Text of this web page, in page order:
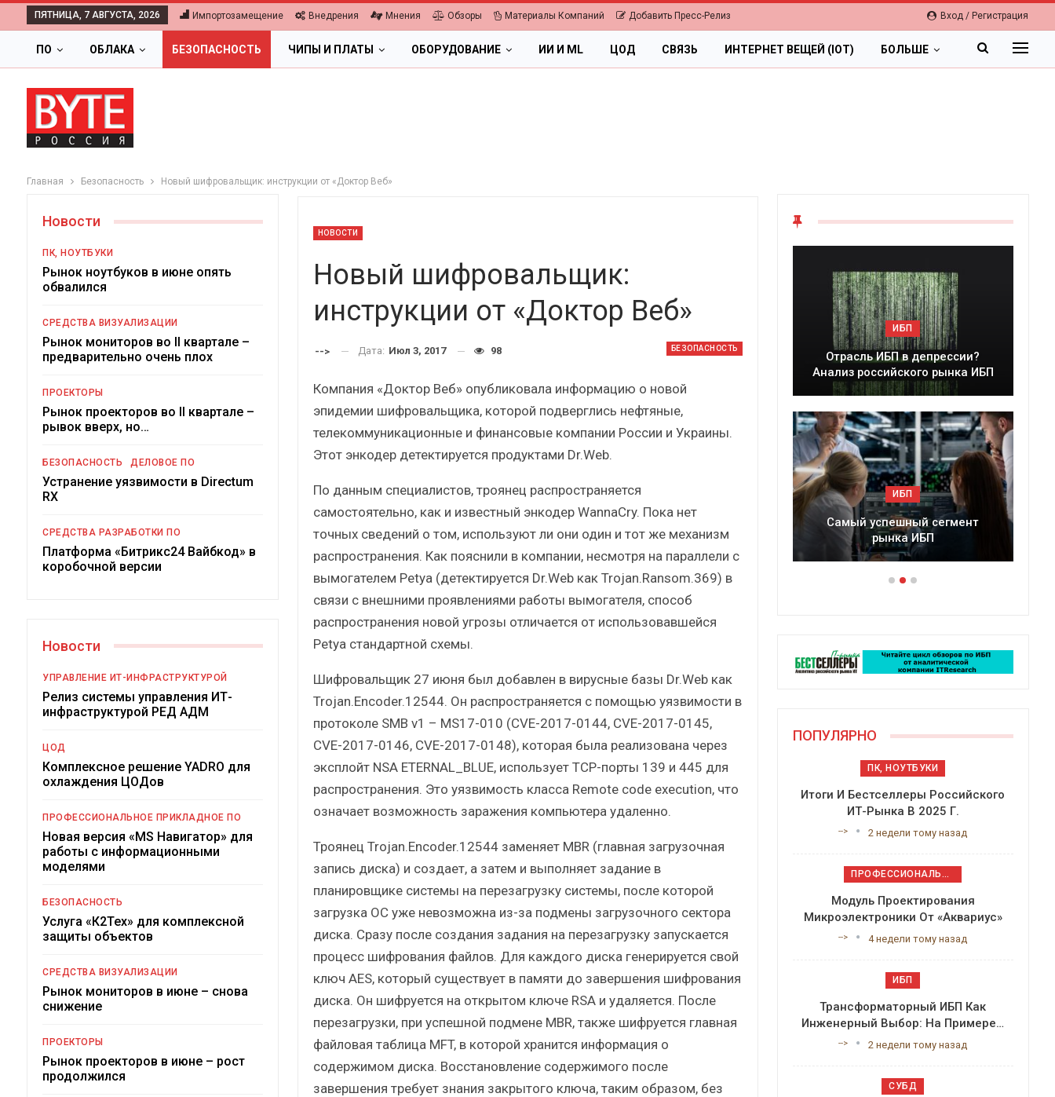
Вход / Регистрация
ПЯТНИЦА, 7 АВГУСТА, 2026 Импортозамещение Внедрения Мнения Обзоры Материалы Компаний Добавить Пресс-Релиз
ПО ОБЛАКА БЕЗОПАСНОСТЬ ЧИПЫ И ПЛАТЫ ОБОРУДОВАНИЕ ИИ И ML ЦОД СВЯЗЬ ИНТЕРНЕТ ВЕЩЕЙ (IOT) БОЛЬШЕ
Главная Безопасность Новый шифровальщик: инструкции от «Доктор Веб»
НОВОСТИ
Новый шифровальщик:
инструкции от «Доктор Веб»
БЕЗОПАСНОСТЬ
--> Дата: Июл 3, 2017 98
Компания «Доктор Веб» опубликовала информацию о новой
эпидемии шифровальщика, которой подверглись нефтяные,
телекоммуникационные и финансовые компании России и Украины.
Этот энкодер детектируется продуктами Dr.Web.
По данным специалистов, троянец распространяется
самостоятельно, как и известный энкодер WannaCry. Пока нет
точных сведений о том, используют ли они один и тот же механизм
распространения. Как пояснили в компании, несмотря на параллели с
вымогателем Petya (детектируется Dr.Web как Trojan.Ransom.369) в
связи с внешними проявлениями работы вымогателя, способ
распространения новой угрозы отличается от использовавшейся
Petya стандартной схемы.
Шифровальщик 27 июня был добавлен в вирусные базы Dr.Web как
Trojan.Encoder.12544. Он распространяется с помощью уязвимости в
протоколе SMB v1 – MS17-010 (CVE-2017-0144, CVE-2017-0145,
CVE-2017-0146, CVE-2017-0148), которая была реализована через
эксплойт NSA ETERNAL_BLUE, использует TCP-порты 139 и 445 для
распространения. Это уязвимость класса Remote code execution, что
означает возможность заражения компьютера удалeнно.
Троянец Trojan.Encoder.12544 заменяет MBR (главная загрузочная
запись диска) и создает, а затем и выполняет задание в
планировщике системы на перезагрузку системы, после которой
загрузка ОС уже невозможна из-за подмены загрузочного сектора
диска. Сразу после создания задания на перезагрузку запускается
процесс шифрования файлов. Для каждого диска генерируется свой
ключ AES, который существует в памяти до завершения шифрования
диска. Он шифруется на открытом ключе RSA и удаляется. После
перезагрузки, при успешной подмене MBR, также шифруется главная
файловая таблица MFT, в которой хранится информация о
содержимом диска. Восстановление содержимого после
завершения требует знания закрытого ключа, таким образом, без
Новости
ПК, НОУТБУКИ
Рынок ноутбуков в июне опять
обвалился
СРЕДСТВА ВИЗУАЛИЗАЦИИ
Рынок мониторов во II квартале –
предварительно очень плох
ПРОЕКТОРЫ
Рынок проекторов во II квартале –
рывок вверх, но…
БЕЗОПАСНОСТЬ ДЕЛОВОЕ ПО
Устранение уязвимости в Directum
RX
СРЕДСТВА РАЗРАБОТКИ ПО
Платформа «Битрикс24 Вайбкод» в
коробочной версии
Новости
УПРАВЛЕНИЕ ИТ-ИНФРАСТРУКТУРОЙ
Релиз системы управления ИТ-
инфраструктурой РЕД АДМ
ЦОД
Комплексное решение YADRO для
охлаждения ЦОДов
ПРОФЕССИОНАЛЬНОЕ ПРИКЛАДНОЕ ПО
Новая версия «MS Навигатор» для
работы с информационными
моделями
БЕЗОПАСНОСТЬ
Услуга «К2Тех» для комплексной
защиты объектов
СРЕДСТВА ВИЗУАЛИЗАЦИИ
Рынок мониторов в июне – снова
снижение
ПРОЕКТОРЫ
Рынок проекторов в июне – рост
продолжился
ОБЛАКА
Цифровая экономика 2026.
Краткий статистический
ИБП
российский рынок ИБП?
ПК, НОУТБУКИ
Итоги и Бестселлеры
ИБП
Отрасль ИБП в депрессии?
Часть II.
Отрасль ИБП в депрессии?
Анализ российского рынка ИБП
ИБП
Самый успешный сегмент
Цифровая
Краткий
сборник
Подкосят ли
ПОПУЛЯРНО
ПК, НОУТБУКИ
Итоги И Бестселлеры Российского
ИТ-Рынка В 2025 Г.
--> 2 недели тому назад
ПРОФЕССИОНАЛЬНОЕ ПРИКЛАДНОЕ ПО
Модуль Проектирования
Микроэлектроники От «Аквариус»
--> 4 недели тому назад
ИБП
Трансформаторный ИБП Как
Инженерный Выбор: На Примере…
--> 2 недели тому назад
СУБД